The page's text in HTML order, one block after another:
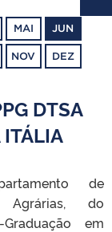
MAI JUN
NOV DEZ
DTSA
ITÁLIA
de
Agrárias, do
em